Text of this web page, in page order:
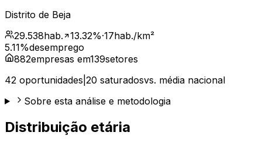
Distrito de Beja
29.538hab. 13.32%·17hab./km²
5.11%desemprego
882empresas em139setores
42 oportunidades 20 saturadosvs. média nacional
Sobre esta análise e metodologia
Distribuição etária